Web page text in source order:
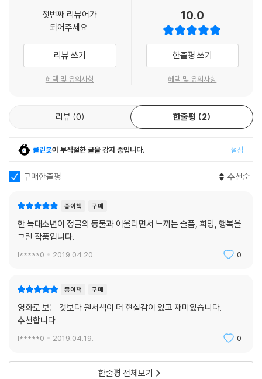
첫번째 리뷰어가
되어주세요.
리뷰 쓰기
혜택 및 유의사항
10.0
한줄평 쓰기
혜택 및 유의사항
리뷰 0 한줄평 2
클린봇이 부적절한 글을 감지 중입니다. 설정
구매한줄평 추천순
종이책 구매
한 늑대소년이 정글의 동물과 어울리면서 느끼는 슬픔, 희망, 행복을
그린 작품입니다.
l*****0 2019.04.20. 0
종이책 구매
영화로 보는 것보다 원서책이 더 현실감이 있고 재미있습니다.
추천합니다.
l*****0 2019.04.19. 0
한줄평 전체보기